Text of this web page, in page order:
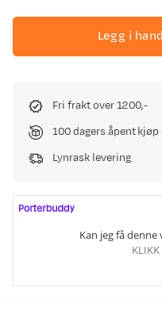
Legg i
Fri frakt over 1200,-
100 dagers åpent
Lynrask levering
Kan jeg få
KLIKK